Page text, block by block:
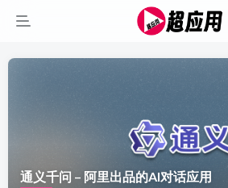
通义千问 – 阿里出品的AI对话应用